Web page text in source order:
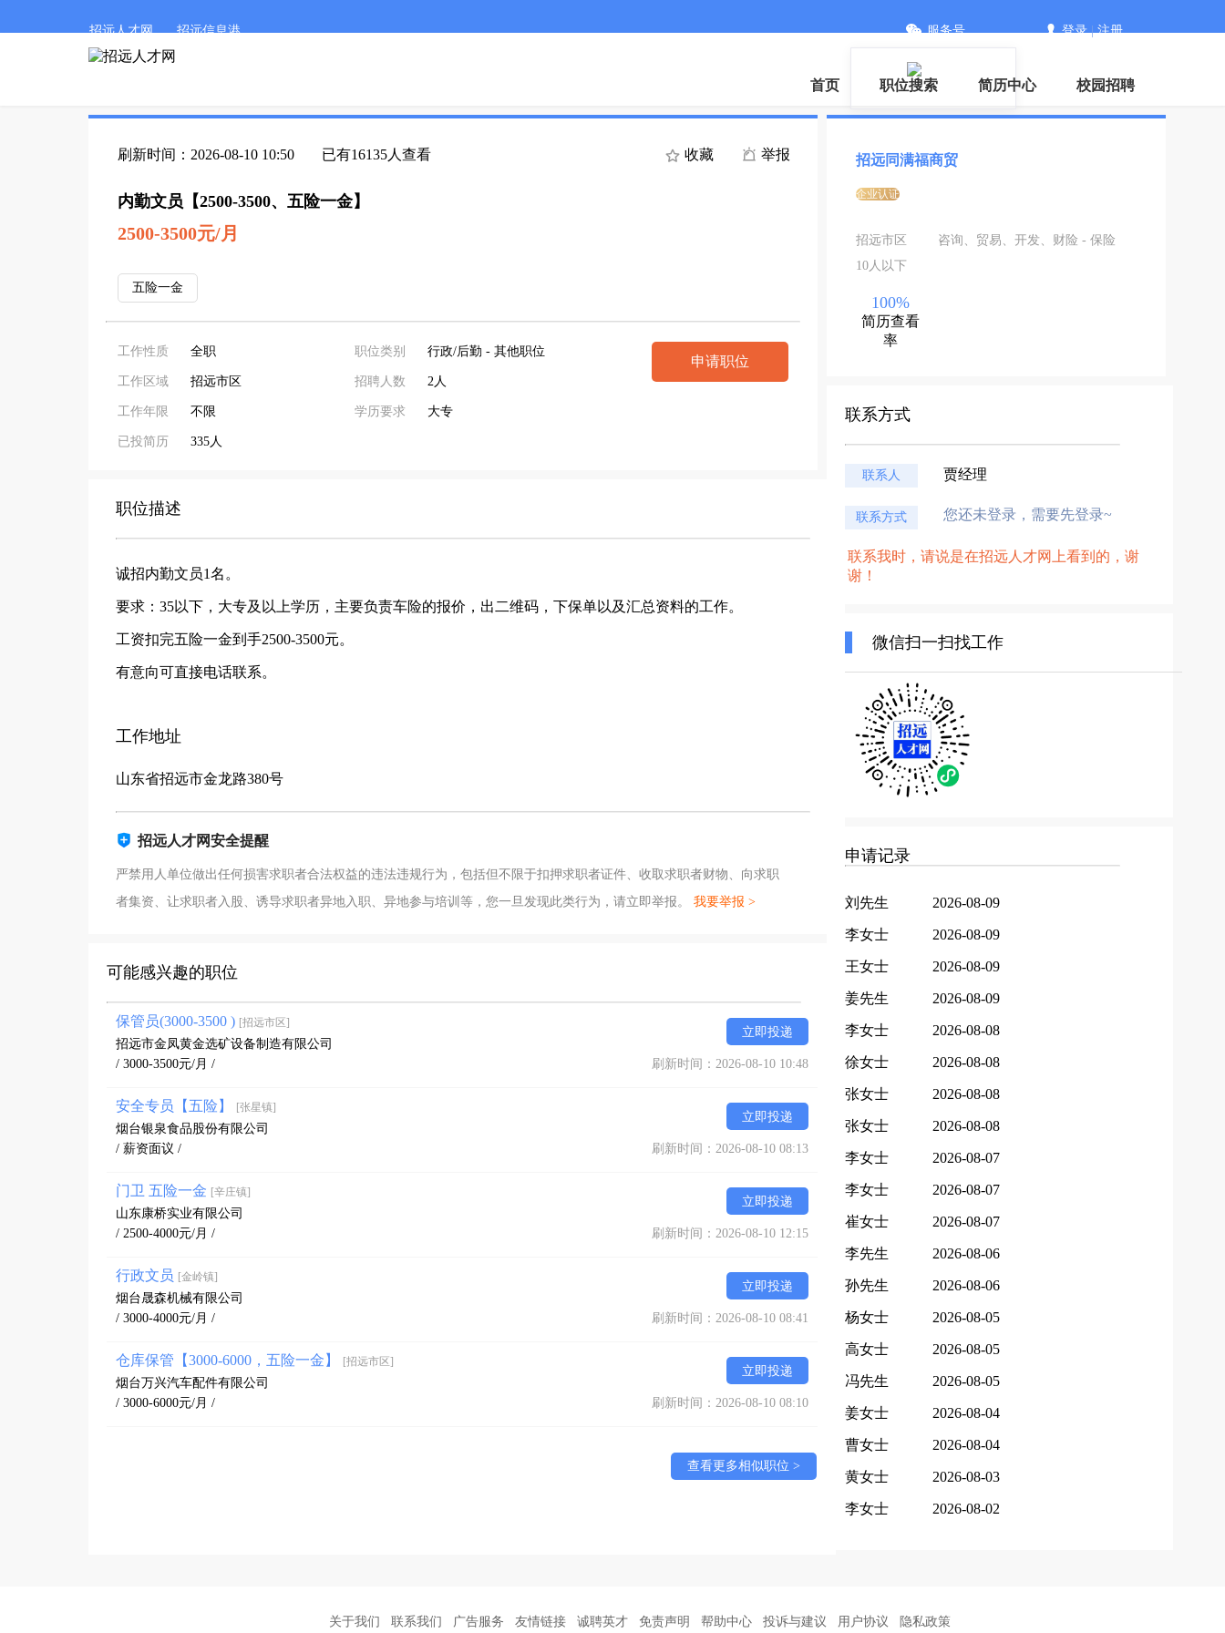
招远人才网 招远信息港 服务号 登录|注册
首页 职位搜索 简历中心 校园招聘
刷新时间：2026-08-10 10:50 已有16135人查看 收藏 举报
内勤文员【2500-3500、五险一金】
2500-3500元/月
五险一金
工作性质 全职
工作区域 招远市区
工作年限 不限
已投简历 335人
职位类别 行政/后勤 - 其他职位
招聘人数 2人
学历要求 大专
申请职位
职位描述
诚招内勤文员1名。
要求：35以下，大专及以上学历，主要负责车险的报价，出二维码，下保单以及汇总资料的工作。
工资扣完五险一金到手2500-3500元。
有意向可直接电话联系。
工作地址
山东省招远市金龙路380号
招远人才网安全提醒
严禁用人单位做出任何损害求职者合法权益的违法违规行为，包括但不限于扣押求职者证件、收取求职者财物、向求职
者集资、让求职者入股、诱导求职者异地入职、异地参与培训等，您一旦发现此类行为，请立即举报。 我要举报 >
可能感兴趣的职位
保管员(3000-3500 ) [招远市区]
立即投递
招远市金凤黄金选矿设备制造有限公司
/ 3000-3500元/月 /
刷新时间：2026-08-10 10:48
安全专员【五险】 [张星镇]
立即投递
烟台银泉食品股份有限公司
/ 薪资面议 /
刷新时间：2026-08-10 08:13
门卫 五险一金 [辛庄镇]
立即投递
山东康桥实业有限公司
/ 2500-4000元/月 /
刷新时间：2026-08-10 12:15
行政文员 [金岭镇]
立即投递
烟台晟森机械有限公司
/ 3000-4000元/月 /
刷新时间：2026-08-10 08:41
仓库保管【3000-6000，五险一金】 [招远市区]
立即投递
烟台万兴汽车配件有限公司
/ 3000-6000元/月 /
刷新时间：2026-08-10 08:10
查看更多相似职位 >
招远同满福商贸
企业认证
招远市区
咨询、贸易、开发、财险 - 保险
10人以下
100%
简历查看
率
联系方式
联系人 贾经理
联系方式 您还未登录，需要先登录~
联系我时，请说是在招远人才网上看到的，谢
谢！
微信扫一扫找工作
申请记录
刘先生 2026-08-09
李女士 2026-08-09
王女士 2026-08-09
姜先生 2026-08-09
李女士 2026-08-08
徐女士 2026-08-08
张女士 2026-08-08
张女士 2026-08-08
李女士 2026-08-07
李女士 2026-08-07
崔女士 2026-08-07
李先生 2026-08-06
孙先生 2026-08-06
杨女士 2026-08-05
高女士 2026-08-05
冯先生 2026-08-05
姜女士 2026-08-04
曹女士 2026-08-04
黄女士 2026-08-03
李女士 2026-08-02
关于我们 联系我们 广告服务 友情链接 诚聘英才 免责声明 帮助中心 投诉与建议 用户协议 隐私政策